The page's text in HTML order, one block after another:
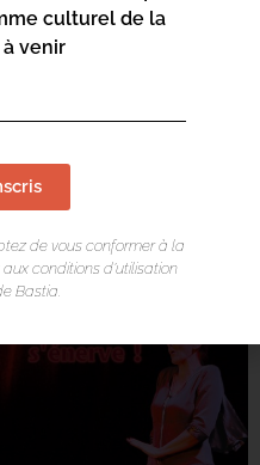
culturel de la
venir
de vous conformer à la
conditions d’utilisation
Bastia.